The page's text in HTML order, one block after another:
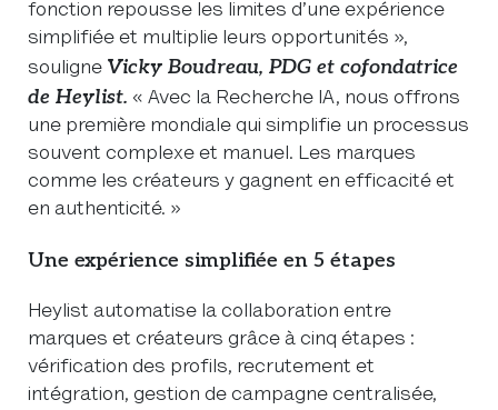
fonction repousse les limites d’une expérience
simplifiée et multiplie leurs opportunités »,
souligne Vicky Boudreau, PDG et cofondatrice
de Heylist. « Avec la Recherche IA, nous offrons
une première mondiale qui simplifie un processus
souvent complexe et manuel. Les marques
comme les créateurs y gagnent en efficacité et
en authenticité. »
Une expérience simplifiée en 5 étapes
Heylist automatise la collaboration entre
marques et créateurs grâce à cinq étapes :
vérification des profils, recrutement et
intégration, gestion de campagne centralisée,